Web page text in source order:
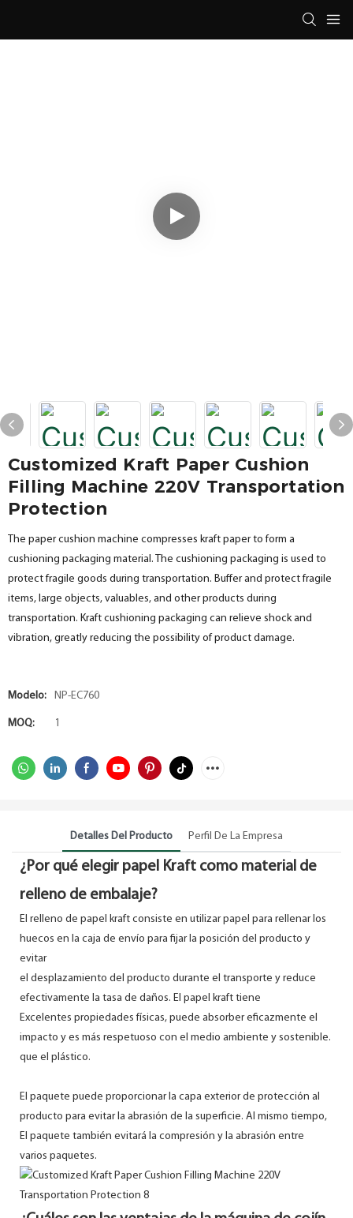
Customized Kraft Paper Cushion
Filling Machine 220V Transportation
Protection
The paper cushion machine compresses kraft paper to form a
cushioning packaging material. The cushioning packaging is used to
protect fragile goods during transportation. Buffer and protect fragile
items, large objects, valuables, and other products during
transportation. Kraft cushioning packaging can relieve shock and
vibration, greatly reducing the possibility of product damage.
Modelo: NP-EC760
MOQ: 1
Detalles Del Producto Perfil De La Empresa
¿Por qué elegir papel Kraft como material de
relleno de embalaje?
El relleno de papel kraft consiste en utilizar papel para rellenar los
huecos en la caja de envío para fijar la posición del producto y
evitar
el desplazamiento del producto durante el transporte y reduce
efectivamente la tasa de daños. El papel kraft tiene
Excelentes propiedades físicas, puede absorber eficazmente el
impacto y es más respetuoso con el medio ambiente y sostenible.
que el plástico.
El paquete puede proporcionar la capa exterior de protección al
producto para evitar la abrasión de la superficie. Al mismo tiempo,
El paquete también evitará la compresión y la abrasión entre
varios paquetes.